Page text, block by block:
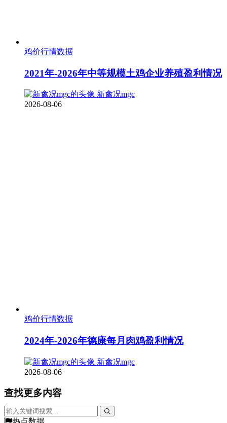
鸡价行情数据
2021年-2026年中等规模土鸡企业养殖盈利情况
新禽况mgc
2026-08-06
鸡价行情数据
2024年-2026年德康每月肉鸡盈利情况
新禽况mgc
2026-08-06
查找更多内容